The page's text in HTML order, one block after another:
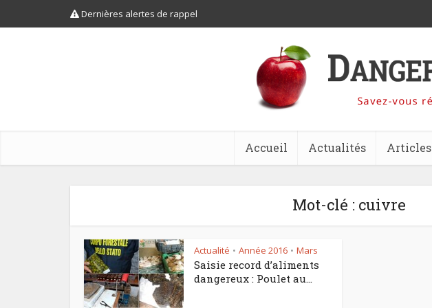
Dernières alertes de rappel
Accueil Actualités Articles
Mot-clé : cuivre
Actualité • Année 2016 • Mars
Saisie record d’aliments
dangereux : Poulet au...